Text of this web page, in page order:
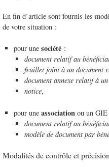
En fin d’article sont fournis les
de votre situation :
pour une société:
document relatif au
feuillet joint à un document
document annexe relatif à
notice,
pour une associationou un
document relatif au
modèle de document par
Modalités de contrôle et